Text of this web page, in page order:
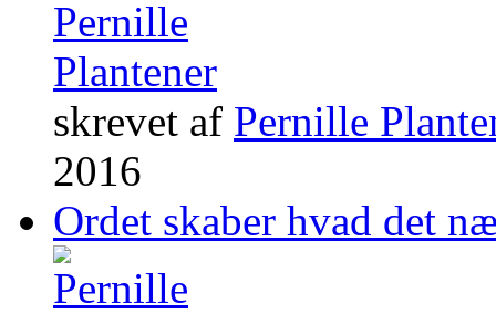
skrevet af Pernille
2016
Ordet skaber hvad det